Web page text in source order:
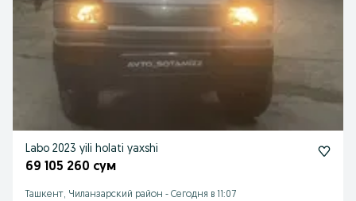
Labo 2023 yili holati yaxshi
69 105 260 сум
Ташкент, Чиланзарский район - Сегодня в 11:07